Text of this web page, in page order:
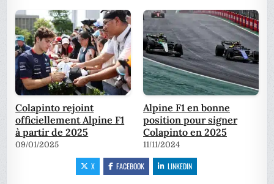
Colapinto rejoint
officiellement Alpine F1
à partir de 2025
09/01/2025
Alpine F1 en bonne
position pour signer
Colapinto en 2025
11/11/2024
X FACEBOOK LINKEDIN